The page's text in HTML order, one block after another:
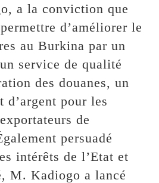
a la conviction que
d’améliorer le
au Burkina par un
service de qualité
des douanes, un
d’argent pour les
de
persuadé
intérêts de l’Etat et
M. Kadiogo a lancé